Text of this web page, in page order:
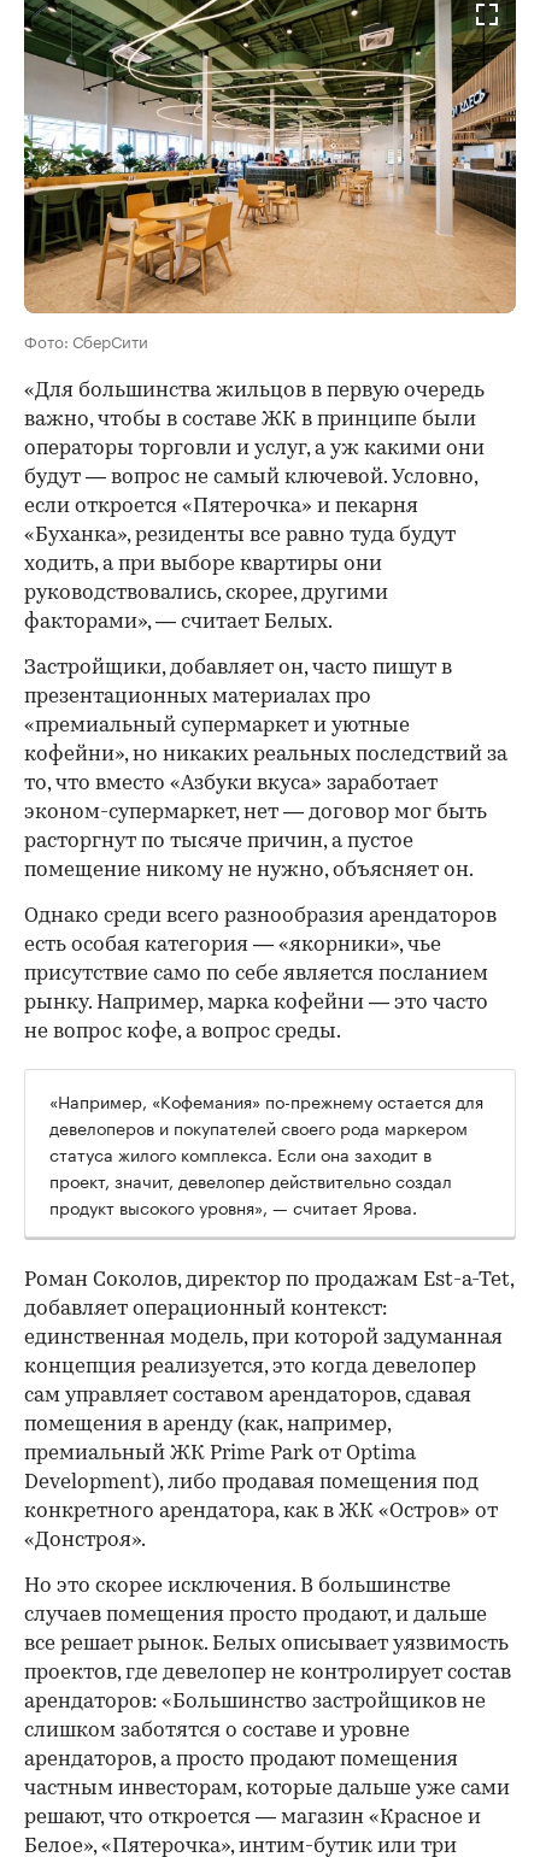
Фото: СберСити
«Для большинства жильцов в первую очередь
важно, чтобы в составе ЖК в принципе были
операторы торговли и услуг, а уж какими они
будут — вопрос не самый ключевой. Условно,
если откроется «Пятерочка» и пекарня
«Буханка», резиденты все равно туда будут
ходить, а при выборе квартиры они
руководствовались, скорее, другими
факторами», — считает Белых.
Застройщики, добавляет он, часто пишут в
презентационных материалах про
«премиальный супермаркет и уютные
кофейни», но никаких реальных последствий за
то, что вместо «Азбуки вкуса» заработает
эконом-супермаркет, нет — договор мог быть
расторгнут по тысяче причин, а пустое
помещение никому не нужно, объясняет он.
Однако среди всего разнообразия арендаторов
есть особая категория — «якорники», чье
присутствие само по себе является посланием
рынку. Например, марка кофейни — это часто
не вопрос кофе, а вопрос среды.
«Например, «Кофемания» по-прежнему остается для
девелоперов и покупателей своего рода маркером
статуса жилого комплекса. Если она заходит в
проект, значит, девелопер действительно создал
продукт высокого уровня», — считает Ярова.
Роман Соколов, директор по продажам Est-a-Tet,
добавляет операционный контекст:
единственная модель, при которой задуманная
концепция реализуется, это когда девелопер
сам управляет составом арендаторов, сдавая
помещения в аренду (как, например,
премиальный ЖК Prime Park от Optima
Development), либо продавая помещения под
конкретного арендатора, как в ЖК «Остров» от
«Донстроя».
Но это скорее исключения. В большинстве
случаев помещения просто продают, и дальше
все решает рынок. Белых описывает уязвимость
проектов, где девелопер не контролирует состав
арендаторов: «Большинство застройщиков не
слишком заботятся о составе и уровне
арендаторов, а просто продают помещения
частным инвесторам, которые дальше уже сами
решают, что откроется — магазин «Красное и
Белое», «Пятерочка», интим-бутик или три